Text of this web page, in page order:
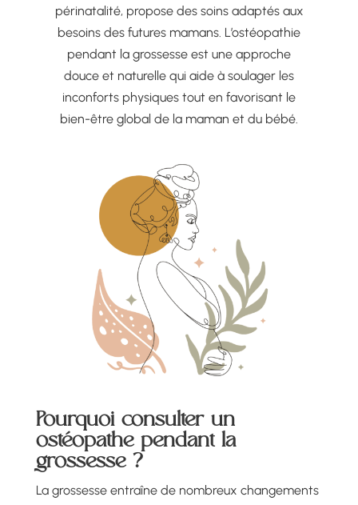
périnatalité, propose des soins adaptés aux
besoins des futures mamans. L’ostéopathie
pendant la grossesse est une approche
douce et naturelle qui aide à soulager les
inconforts physiques tout en favorisant le
bien-être global de la maman et du bébé.
Pourquoi consulter un
ostéopathe pendant la
grossesse ?
La grossesse entraîne de nombreux changements